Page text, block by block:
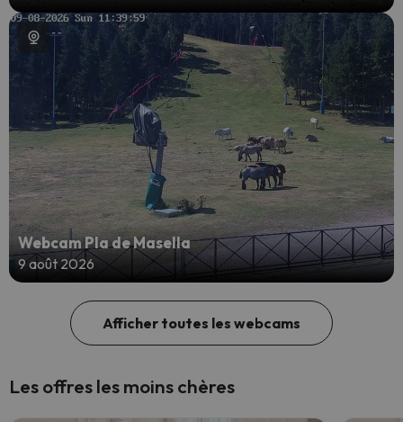
Webcam Pla de Masella
9 août 2026
Afficher toutes les webcams
Les offres les moins chères